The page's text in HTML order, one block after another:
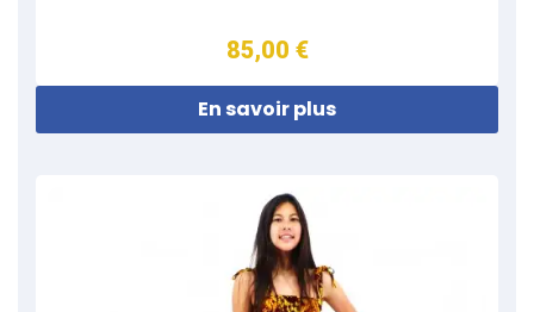
85,00 €
En savoir plus